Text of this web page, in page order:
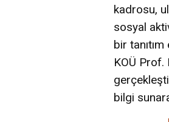
kadrosu,
sosyal
bir
KOÜ
bilgi